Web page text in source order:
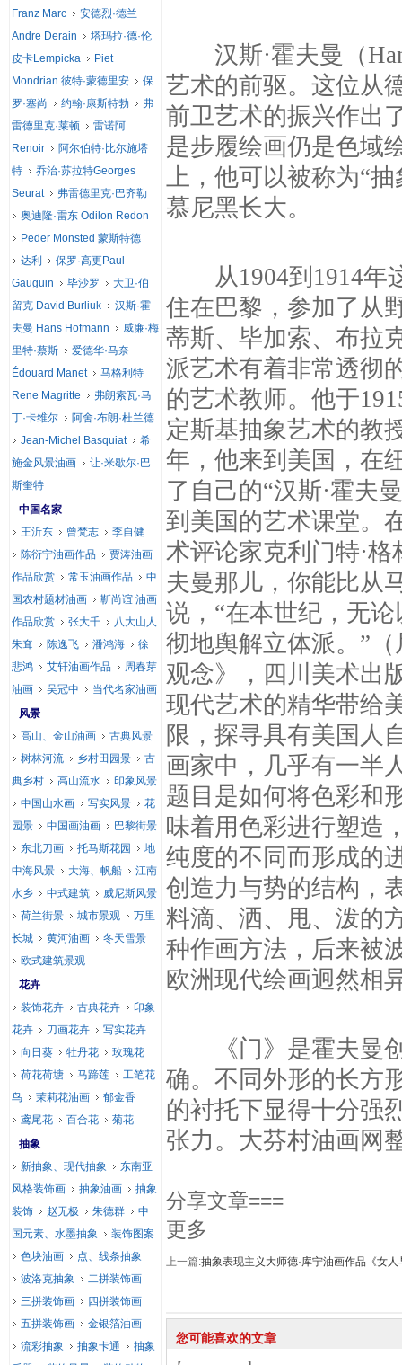
汉斯·霍夫曼（
艺术的前驱。这位从
前卫艺术的振兴作出
是步履绘画仍是色域
上，他可以被称为“
慕尼黑长大。
从1904到1914年
住在巴黎，参加了从
蒂斯、毕加索、布拉
派艺术有着非常透彻
的艺术教师。他于
定斯基抽象艺术的教
年，他来到美国，在
了自己的“汉斯·霍夫
到美国的艺术课堂。
术评论家克利门特·
夫曼那儿，你能比从
说，“在本世纪，无
彻地舆解立体派。”
观念》，四川美术出
现代艺术的精华带给
限，探寻具有美国人
画家中，几乎有一半
题目是如何将色彩和
味着用色彩进行塑造
纯度的不同而形成的
创造力与势的结构，
料滴、洒、甩、泼的
种作画方法，后来被
欧洲现代绘画迥然相
《门》是霍夫曼创
确。不同外形的长方
的衬托下显得十分强
张力。大芬村油画网
分享文章===
更多
上一篇:抽象表现主义大师德·库宁油画作品《女人
您可能喜欢的文章
Franz Marc
安德烈·德兰
Andre Derain
塔玛拉·德·伦
皮卡Lempicka
Piet
Mondrian 彼特·蒙德里安
保
罗·塞尚
约翰·康斯特勃
弗
雷德里克·莱顿
雷诺阿
Renoir
阿尔伯特·比尔施塔
特
乔治·苏拉特Georges
Seurat
弗雷德里克·巴齐勒
奥迪隆·雷东 Odilon Redon
Peder Monsted 蒙斯特德
达利
保罗·高更Paul
Gauguin
毕沙罗
大卫·伯
留克 David Burliuk
汉斯·霍
夫曼 Hans Hofmann
威廉·梅
里特·蔡斯
爱德华·马奈
Édouard Manet
马格利特
Rene Magritte
弗朗索瓦·马
丁·卡维尔
阿舍·布朗·杜兰德
Jean-Michel Basquiat
希
施金风景油画
让·米歇尔·巴
斯奎特
中国名家
王沂东
曾梵志
李自健
陈衍宁油画作品
贾涛油画
作品欣赏
常玉油画作品
中
国农村题材油画
靳尚谊 油画
作品欣赏
张大千
八大山人
朱耷
陈逸飞 潘鸿海
徐
悲鸿
艾轩油画作品
周春芽
油画
吴冠中
当代名家油画
风景
高山、金山油画
古典风景
树林河流
乡村田园景
古
典乡村
高山流水
印象风景
中国山水画
写实风景
花
园景
中国画油画
巴黎街景
东北刀画
托马斯花园
地
中海风景
大海、帆船
江南
水乡
中式建筑
威尼斯风景
荷兰街景
城市景观
万里
长城
黄河油画
冬天雪景
欧式建筑景观
花卉
装饰花卉
古典花卉
印象
花卉
刀画花卉
写实花卉
向日葵
牡丹花
玫瑰花
荷花荷塘
马蹄莲
工笔花
鸟
茉莉花油画
郁金香
鸢尾花
百合花
菊花
抽象
新抽象、现代抽象
东南亚
风格装饰画
抽象油画
抽象
装饰
赵无极 朱德群
中
国元素、水墨抽象
装饰图案
色块油画
点、线条抽象
波洛克抽象
二拼装饰画
三拼装饰画
四拼装饰画
五拼装饰画
金银箔油画
流彩抽象
抽象卡通
抽象